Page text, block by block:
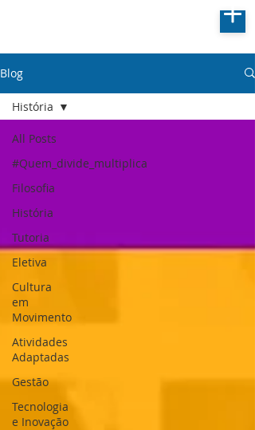
Blog
All Posts
#Quem_divide_multiplica
Filosofia
História
Tutoria
Eletiva
Cultura
em
Movimento
Atividades
Adaptadas
Gestão
Tecnologia
e Inovação
História